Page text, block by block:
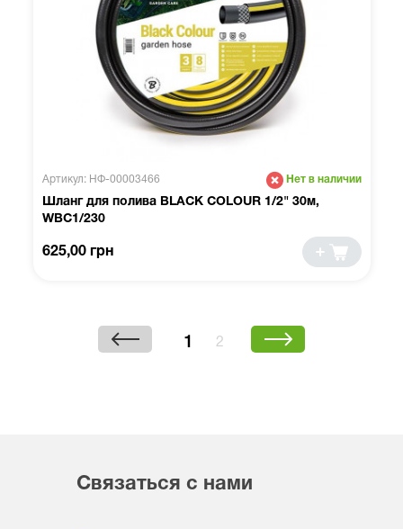
Артикул: НФ-00003466 Нет в наличии
Шланг для полива BLACK COLOUR 1/2" 30м,
WBC1/230
625,00 грн
1 2
Связаться с нами